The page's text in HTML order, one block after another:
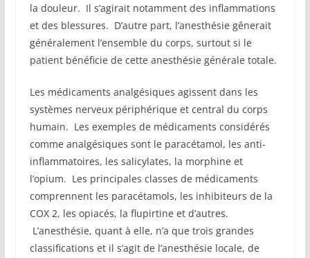
la douleur. Il s’agirait notamment des inflammations
et des blessures. D’autre part, l’anesthésie gênerait
généralement l’ensemble du corps, surtout si le
patient bénéficie de cette anesthésie générale totale.
Les médicaments analgésiques agissent dans les
systèmes nerveux périphérique et central du corps
humain. Les exemples de médicaments considérés
comme analgésiques sont le paracétamol, les anti-
inflammatoires, les salicylates, la morphine et
l’opium. Les principales classes de médicaments
comprennent les paracétamols, les inhibiteurs de la
COX 2, les opiacés, la flupirtine et d’autres.
L’anesthésie, quant à elle, n’a que trois grandes
classifications et il s’agit de l’anesthésie locale, de